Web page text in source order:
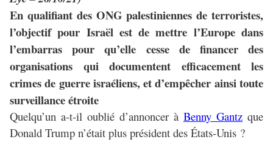
En qualifiant des ONG palestiniennes de terroristes,
l’objectif pour Israël est de mettre l’Europe dans
l’embarras pour qu’elle cesse de financer des
organisations qui documentent efficacement les
crimes de guerre israéliens, et d’empêcher ainsi toute
surveillance étroite
Quelqu’un a-t-il oublié d’annoncer à Benny Gantz que
Donald Trump n’était plus président des États-Unis ?